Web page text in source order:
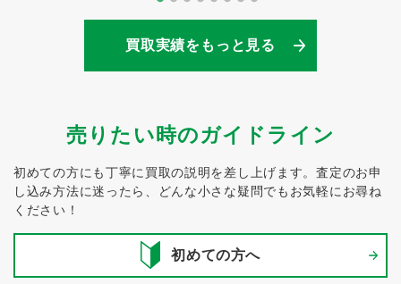
買取実績をもっと見る
売りたい時のガイドライン
初めての方にも丁寧に買取の説明を差し上げます。査定のお申
し込み方法に迷ったら、どんな小さな疑問でもお気軽にお尋ね
ください！
初めての方へ